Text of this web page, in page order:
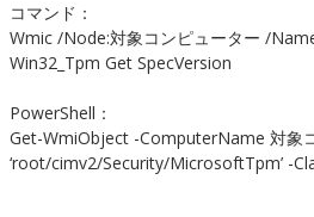
コマンド：
Wmic /Node:対象コンピューター /
Win32_Tpm Get SpecVersion
PowerShell：
Get-WmiObject -ComputerName 対象
‘root/cimv2/Security/MicrosoftTpm’ -